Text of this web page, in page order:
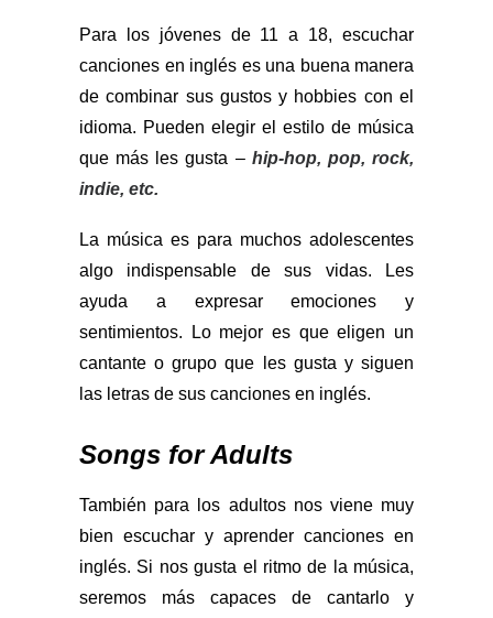
Para los jóvenes de 11 a 18, escuchar
canciones en inglés es una buena manera
de combinar sus gustos y hobbies con el
idioma. Pueden elegir el estilo de música
que más les gusta – hip-hop, pop, rock,
indie, etc.
La música es para muchos adolescentes
algo indispensable de sus vidas. Les
ayuda a expresar emociones y
sentimientos. Lo mejor es que eligen un
cantante o grupo que les gusta y siguen
las letras de sus canciones en inglés.
Songs for Adults
También para los adultos nos viene muy
bien escuchar y aprender canciones en
inglés. Si nos gusta el ritmo de la música,
seremos más capaces de cantarlo y